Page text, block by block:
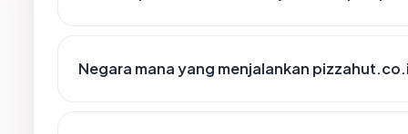
Negara mana yang menjalankan